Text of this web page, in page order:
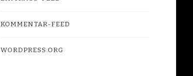
KOMMENTAR-FEED
WORDPRESS.ORG